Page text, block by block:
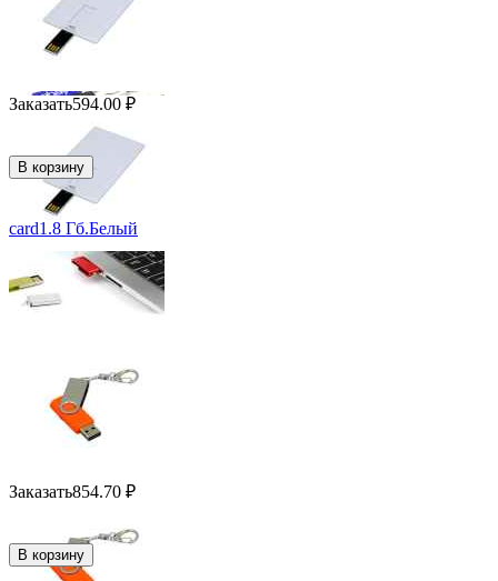
Заказать594.00 ₽
В корзину
card1.8 Гб.Белый
Заказать854.70 ₽
В корзину